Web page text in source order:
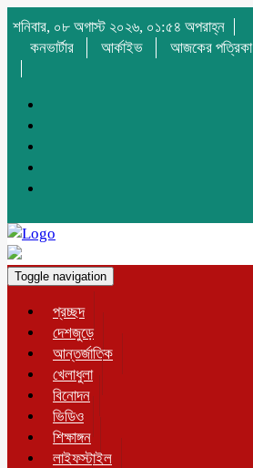
শনিবার, ০৮ অগাস্ট ২০২৬, ০১:৫৪ অপরাহ্ন
কনভার্টার
আর্কাইভ আজকের পত্রিকা
Toggle navigation
প্রচ্ছদ
দেশজুড়ে
আন্তর্জাতিক
খেলাধুলা
বিনোদন
ভিডিও
শিক্ষাঙ্গন
লাইফস্টাইল